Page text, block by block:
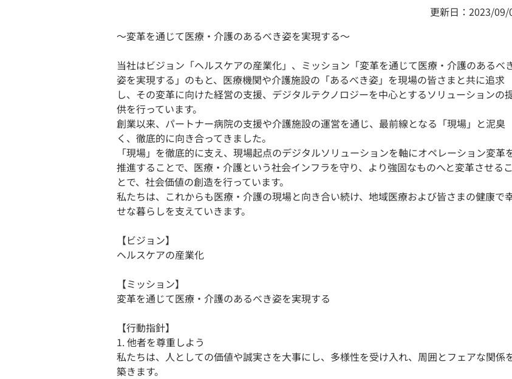
更新日：2023/09/
〜変革を通じて医療・介護のあるべき姿を実現する〜
当社はビジョン「ヘルスケアの産業化」、ミッション「変革を通じて医療・介護のあるべ
姿を実現する」のもと、医療機関や介護施設の「あるべき姿」を現場の皆さまと共に追求
し、その変革に向けた経営の支援、デジタルテクノロジーを中心とするソリューションの
供を行っています。
創業以来、パートナー病院の支援や介護施設の運営を通じ、最前線となる「現場」と泥臭
く、徹底的に向き合ってきました。
「現場」を徹底的に支え、現場起点のデジタルソリューションを軸にオペレーション変革
推進することで、医療・介護という社会インフラを守り、より強固なものへと変革させるこ
とで、社会価値の創造を行っています。
私たちは、これからも医療・介護の現場と向き合い続け、地域医療および皆さまの健康で
せな暮らしを支えていきます。
【ビジョン】
ヘルスケアの産業化
【ミッション】
変革を通じて医療・介護のあるべき姿を実現する
【行動指針】
1. 他者を尊重しよう
私たちは、人としての価値や誠実さを大事にし、多様性を受け入れ、周囲とフェアな関係
築きます。